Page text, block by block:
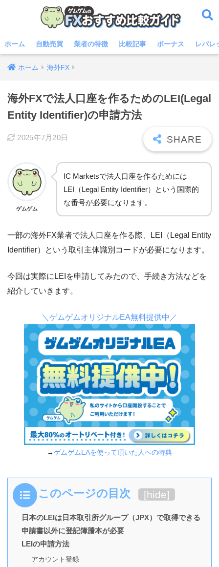
ホーム 自動売買 業者の特徴 比較記事 ボーナス レバレ
ホーム 海外FX
海外FXで法人口座を作るためのLEI(Legal
Entity Identifier)の申請方法
2025年7月20日
ゲムゲム
IC Marketsで法人口座を作るためには
LEI（Legal Entity Identifier）という国際的
な番号が必要になります。
一部の海外FX業者で法人口座を作る際、LEI（Legal Entity
Identifier）という取引主体識別コードが必要になります。
今回は実際にLEIを申請してみたので、手続き方法などを
紹介していきます。
＼ゲムゲムオリジナルEA無料提供中／
→ゲムゲムEAを使って頂いた人への特典
このページの目次 [hide]
日本のLEIは日本取引所グループ（JPX）で取得できる
申請書以外に登記簿謄本が必要
LEIの申請方法
アカウント登録